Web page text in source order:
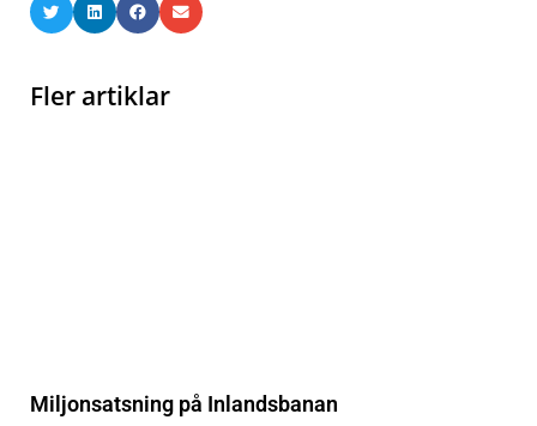
Fler artiklar
Miljonsatsning på Inlandsbanan